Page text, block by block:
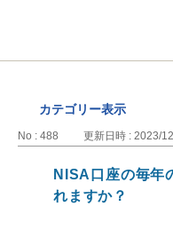
カテゴリー表示
No : 488 更新日時 : 2023/
NISA口座の毎年
れますか？